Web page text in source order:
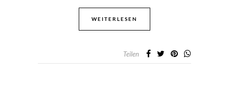
WEITERLESEN
Teilen